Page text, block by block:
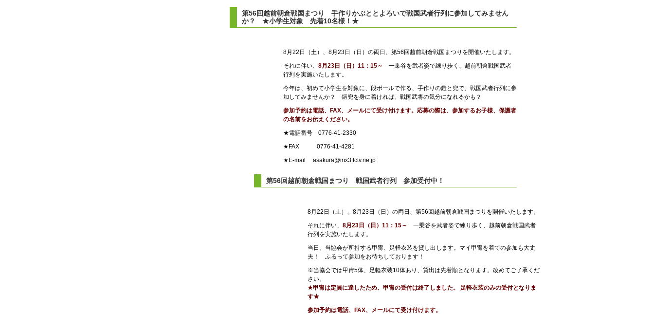
第56回越前朝倉戦国まつり 手作りかぶととよろいで戦国武者行列に参加してみません
か？ ★小学生対象 先着10名様！★
8月22日（土）、8月23日（日）の両日、第56回越前朝倉戦国まつりを開催いたします。
それに伴い、 8月23日（日）11：15～ 一乗谷を武者姿で練り歩く、越前朝倉戦国武者
行列を実施いたします。
今年は、初めて小学生を対象に、段ボールで作る、手作りの鎧と兜で、戦国武者行列に参
加してみませんか？ 鎧兜を身に着ければ、戦国武将の気分になれるかも？
参加予約は電話、FAX、メールにて受け付けます。応募の際は、参加するお子様、保護者
の名前をお伝えください。
★電話番号 0776-41-2330
★FAX 0776-41-4281
★E-mail asakura@mx3.fctv.ne.jp
第56回越前朝倉戦国まつり 戦国武者行列 参加受付中！
8月22日（土）、8月23日（日）の両日、第56回越前朝倉戦国まつりを開催いたします。
それに伴い、 8月23日（日）11：15～ 一乗谷を武者姿で練り歩く、越前朝倉戦国武者
行列を実施いたします。
当日、当協会が所持する甲冑、足軽衣装を貸し出します。マイ甲冑を着ての参加も大丈
夫！ ふるって参加をお待ちしております！
※当協会では甲冑5体、足軽衣装10体あり、貸出は先着順となります。改めてご了承くだ
さい。
★甲冑は定員に達したため、甲冑の受付は終了しました。 足軽衣装のみの受付となりま
す★
参加予約は電話、FAX、メールにて受け付けます。